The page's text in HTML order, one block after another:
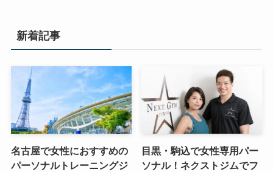
新着記事
名古屋で女性におすすめの
パーソナルトレーニングジ
目黒・駒込で女性専用パー
ソナル！ネクストジムでフ